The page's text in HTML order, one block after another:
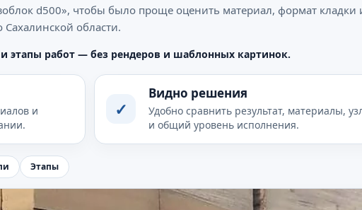
d500», чтобы было проще оценить материал, формат кладки
области.
этапы работ — без рендеров и шаблонных картинок.
и
✓
Видно решения
Удобно сравнить результат, материалы,
и общий уровень исполнения.
Этапы